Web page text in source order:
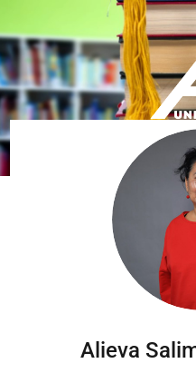
Alieva